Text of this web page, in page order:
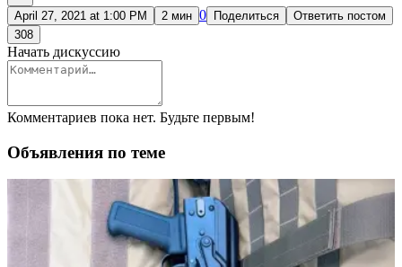
April 27, 2021 at 1:00 PM
2 мин 0 Поделиться
Ответить постом
308
Начать дискуссию
Комментариев пока нет. Будьте первым!
Объявления по теме